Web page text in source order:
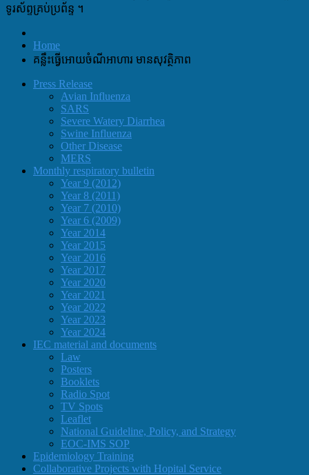
ទូរស័ព្ទគ្រប់ប្រព័ន្ទ ។
Home
គន្លឹះធ្វើអោយចំណីអាហារ មានសុវត្ថិភាព
Press Release
Avian Influenza
SARS
Severe Watery Diarrhea
Swine Influenza
Other Disease
MERS
Monthly respiratory bulletin
Year 9 (2012)
Year 8 (2011)
Year 7 (2010)
Year 6 (2009)
Year 2014
Year 2015
Year 2016
Year 2017
Year 2020
Year 2021
Year 2022
Year 2023
Year 2024
IEC material and documents
Law
Posters
Booklets
Radio Spot
TV Spots
Leaflet
National Guideline, Policy, and Strategy
EOC-IMS SOP
Epidemiology Training
Collaborative Projects with Hopital Service